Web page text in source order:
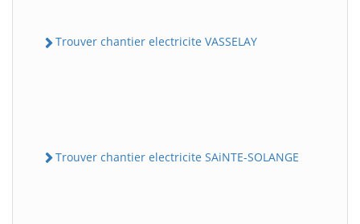
Trouver chantier electricite VASSELAY
Trouver chantier electricite SAiNTE-SOLANGE